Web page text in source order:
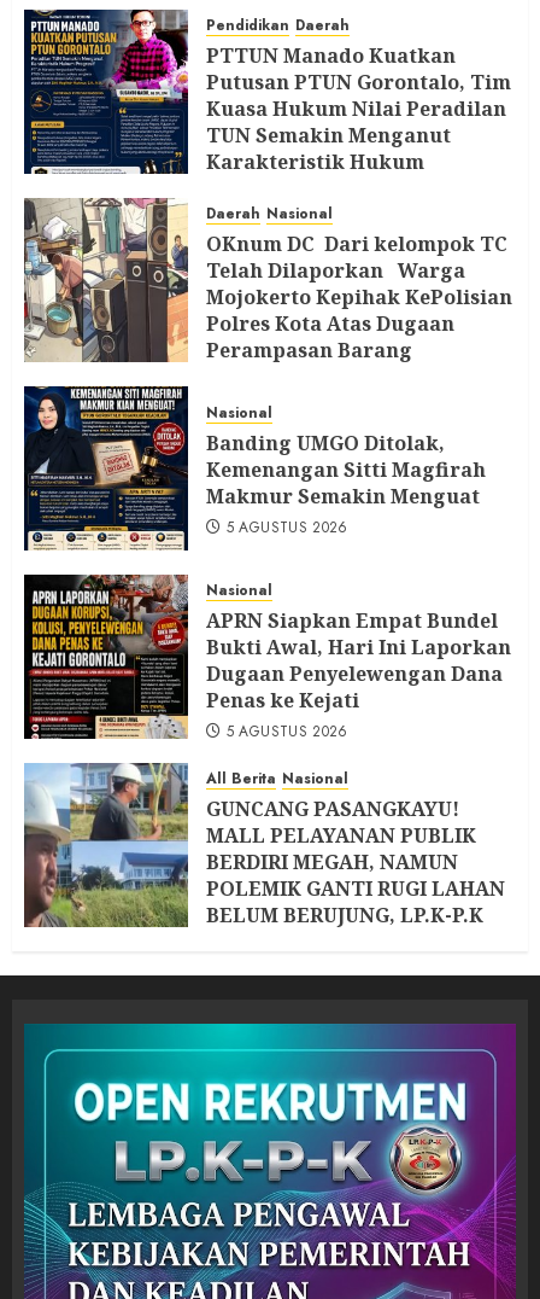
5 AGUSTUS 2026
Pendidikan Daerah
PTTUN Manado Kuatkan
Putusan PTUN Gorontalo, Tim
Kuasa Hukum Nilai Peradilan
TUN Semakin Menganut
Karakteristik Hukum
5 AGUSTUS 2026
Daerah Nasional
OKnum DC Dari kelompok TC
Telah Dilaporkan Warga
Mojokerto Kepihak KePolisian
Polres Kota Atas Dugaan
Perampasan Barang
Nasional
Banding UMGO Ditolak,
Kemenangan Sitti Magfirah
Makmur Semakin Menguat
5 AGUSTUS 2026
Nasional
APRN Siapkan Empat Bundel
Bukti Awal, Hari Ini Laporkan
Dugaan Penyelewengan Dana
Penas ke Kejati
5 AGUSTUS 2026
All Berita Nasional
GUNCANG PASANGKAYU!
MALL PELAYANAN PUBLIK
BERDIRI MEGAH, NAMUN
POLEMIK GANTI RUGI LAHAN
BELUM BERUJUNG, LP.K-P.K